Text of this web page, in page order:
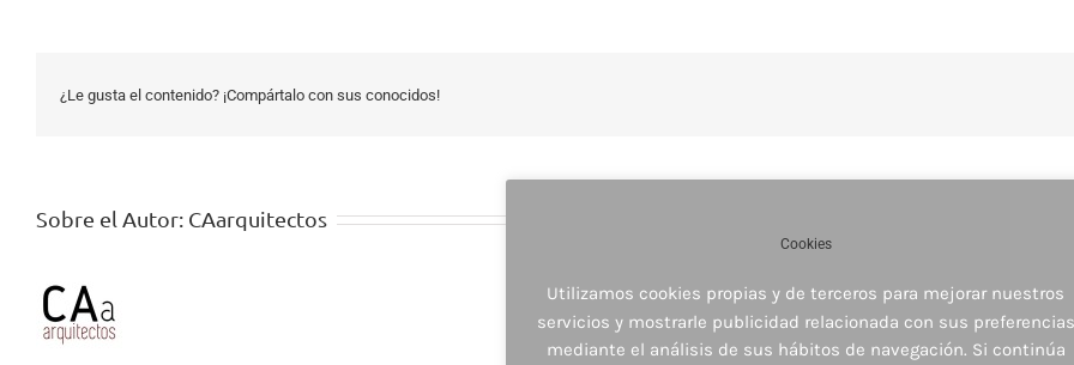
¿Le gusta el contenido? ¡Compártalo con sus conocidos!
Sobre el Autor: CAarquitectos
Cookies
Utilizamos cookies propias y de terceros para mejorar nuestros
servicios y mostrarle publicidad relacionada con sus preferencias
mediante el análisis de sus hábitos de navegación. Si continúa